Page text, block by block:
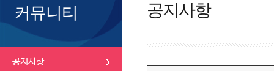
커뮤니티
공지사항
공지사항